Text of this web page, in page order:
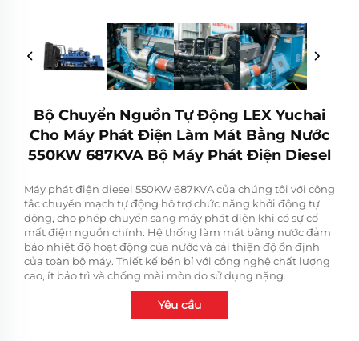
Bộ Chuyển Nguồn Tự Động LEX Yuchai
Cho Máy Phát Điện Làm Mát Bằng Nước
550KW 687KVA Bộ Máy Phát Điện Diesel
Máy phát điện diesel 550KW 687KVA của chúng tôi với công
tắc chuyển mạch tự động hỗ trợ chức năng khởi động tự
động, cho phép chuyển sang máy phát điện khi có sự cố
mất điện nguồn chính. Hệ thống làm mát bằng nước đảm
bảo nhiệt độ hoạt động của nước và cải thiện độ ổn định
của toàn bộ máy. Thiết kế bền bỉ với công nghệ chất lượng
cao, ít bảo trì và chống mài mòn do sử dụng nặng.
Yêu cầu